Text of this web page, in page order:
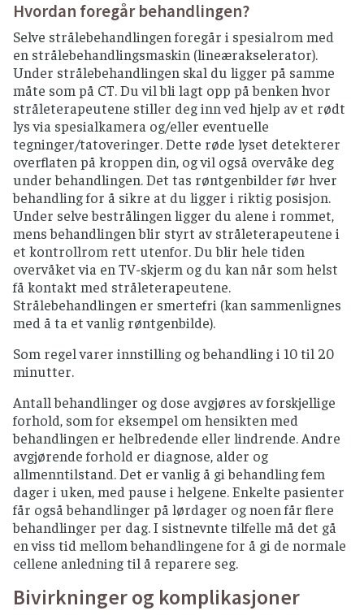
Hvordan foregår behandlingen?
Selve strålebehandlingen foregår i spesialrom med
en strålebehandlingsmaskin (lineærakselerator).
Under strålebehandlingen skal du ligger på samme
måte som på CT. Du vil bli lagt opp på benken hvor
stråleterapeutene stiller deg inn ved hjelp av et rødt
lys via spesialkamera og/eller eventuelle
tegninger/tatoveringer. Dette røde lyset detekterer
overflaten på kroppen din, og vil også overvåke deg
under behandlingen. Det tas røntgenbilder før hver
behandling for å sikre at du ligger i riktig posisjon.
Under selve bestrålingen ligger du alene i rommet,
mens behandlingen blir styrt av stråleterapeutene i
et kontrollrom rett utenfor. Du blir hele tiden
overvåket via en TV-skjerm og du kan når som helst
få kontakt med stråleterapeutene.
Strålebehandlingen er smertefri (kan sammenlignes
med å ta et vanlig røntgenbilde).
Som regel varer innstilling og behandling i 10 til 20
minutter.
Antall behandlinger og dose avgjøres av forskjellige
forhold, som for eksempel om hensikten med
behandlingen er helbredende eller lindrende. Andre
avgjørende forhold er diagnose, alder og
allmenntilstand. Det er vanlig å gi behandling fem
dager i uken, med pause i helgene. Enkelte pasienter
får også behandlinger på lørdager og noen får flere
behandlinger per dag. I sistnevnte tilfelle må det gå
en viss tid mellom behandlingene for å gi de normale
cellene anledning til å reparere seg.
Bivirkninger og komplikasjoner